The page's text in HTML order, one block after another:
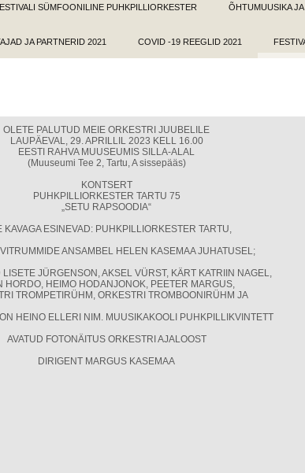
SÜMFOONILINE PUHKPILLIORKESTER ÕHTUMUUSIKA
JA PARTNERID 2021 COVID -19 REEGLID 2021
OLETE PALUTUD MEIE ORKESTRI JUUBELILE
LAUPÄEVAL, 29. APRILLIL 2023 KELL 16.00
EESTI RAHVA MUUSEUMIS SILLA-ALAL
(Muuseumi Tee 2, Tartu, A sissepääs)
KONTSERT
PUHKPILLIORKESTER TARTU 75
„SETU RAPSOODIA“
KAVAGA ESINEVAD: PUHKPILLIORKESTER TARTU,
ANSAMBEL HELEN KASEMAA JUHATUSEL;
LISETE JÜRGENSON, AKSEL VÜRST, KÄRT KATRIIN NAGEL,
HORDO, HEIMO HODANJONOK, PEETER MARGUS,
TROMPETIRÜHM, ORKESTRI TROMBOONIRÜHM JA
HEINO ELLERI NIM. MUUSIKAKOOLI PUHKPILLIKVINTETT
AVATUD FOTONÄITUS ORKESTRI AJALOOST
DIRIGENT MARGUS KASEMAA